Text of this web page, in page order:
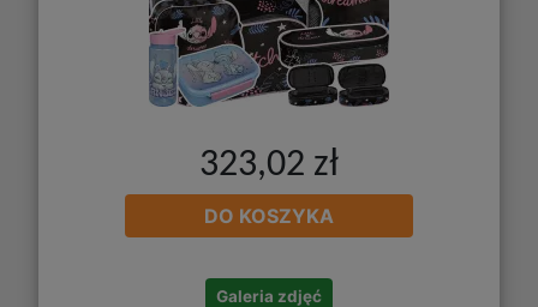
323,02 zł
DO KOSZYKA
Galeria zdjęć